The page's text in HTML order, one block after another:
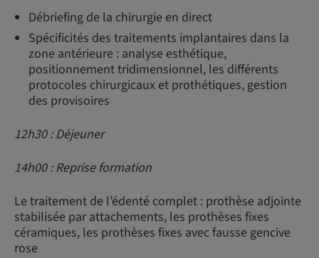
Débriefing de la chirurgie en direct
Spécificités des traitements implantaires dans la
zone antérieure : analyse esthétique,
positionnement tridimensionnel, les différents
protocoles chirurgicaux et prothétiques, gestion
des provisoires
12h30 : Déjeuner
14h00 : Reprise formation
Le traitement de l’édenté complet : prothèse adjointe
stabilisée par attachements, les prothèses fixes
céramiques, les prothèses fixes avec fausse gencive
rose